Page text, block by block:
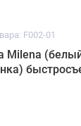
F002-01
Milena